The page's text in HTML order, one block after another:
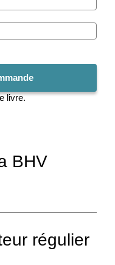
livre.
BHV
régulier